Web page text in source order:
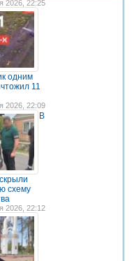
2026, 22:25
одним
11
2026, 22:09
В
схему
2026, 22:12